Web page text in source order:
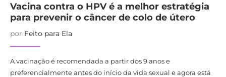
Vacina contra o HPV é a melhor estratégia
para prevenir o câncer de colo de útero
por Feito para Ela
A vacinação é recomendada a partir dos 9 anos e
preferencialmente antes do início da vida sexual e agora está